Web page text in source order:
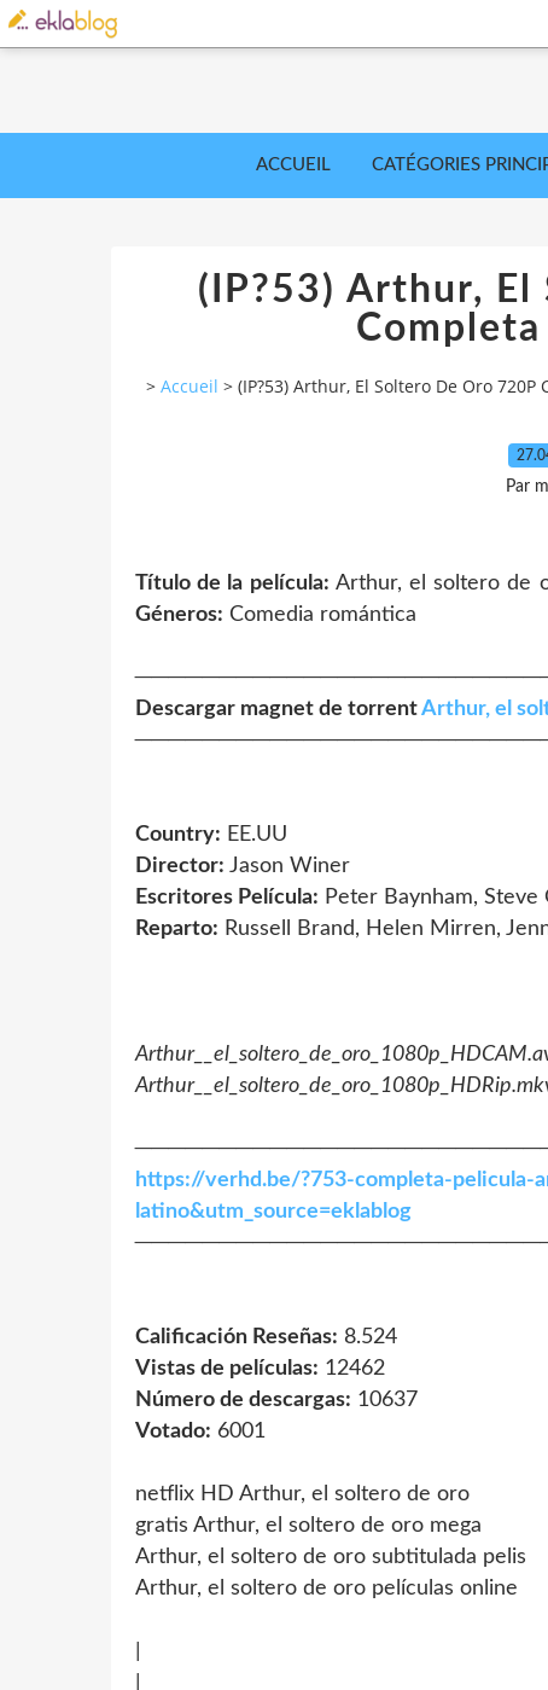
ACCUEIL CATÉGORIES
(IP?53) Arthur,
> Accueil > (IP?53) Arthur, El Soltero De Oro 720P
Par
Título de la película: Arthur, el soltero de
Géneros: Comedia romántica
Descargar magnet de torrentArthur, el
Country: EE.UU
Director: Jason Winer
Escritores Película: Peter Baynham, Steve
Reparto: Russell Brand, Helen Mirren,
https://verhd.be/?753-completa-
latino&utm_source=eklablog
Calificación Reseñas: 8.524
Vistas de películas: 12462
Número de descargas: 10637
Votado: 6001
netflix HD Arthur, el soltero de oro
gratis Arthur, el soltero de oro mega
Arthur, el soltero de oro subtitulada pelis
Arthur, el soltero de oro películas online